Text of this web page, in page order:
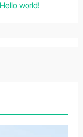
Hello world!